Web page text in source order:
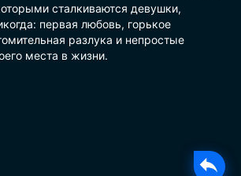
сталкиваются девушки,
первая любовь, горькое
разлука и непростые
места в жизни.